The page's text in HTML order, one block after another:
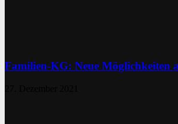
Familien-KG: Neue Möglichkeiten